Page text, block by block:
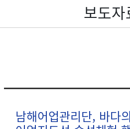
보도자
남해어업관리단, 바다